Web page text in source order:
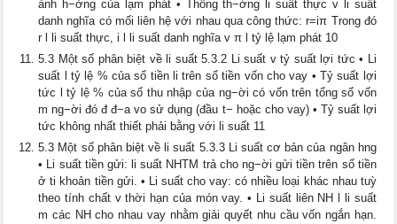
ảnh h−ởng của lạm phát • Thông th−ờng li suất thực v li suất
danh nghĩa có mối liên hệ với nhau qua công thức: r=iπ Trong đó
r l li suất thực, i l li suất danh nghĩa v π l tỷ lệ lạm phát 10
5.3 Một số phân biệt về li suất 5.3.2 Li suất v tỷ suất lợi tức • Li
suất l tỷ lệ % của số tiền li trên số tiền vốn cho vay • Tỷ suất lợi
tức l tỷ lệ % của số thu nhập của ng−ời có vốn trên tổng số vốn
m ng−ời đó đ đ−a vo sử dụng (đầu t− hoặc cho vay) • Tỷ suất lợi
tức không nhất thiết phải bằng với li suất 11
5.3 Một số phân biệt về li suất 5.3.3 Li suất cơ bản của ngân hng
• Li suất tiền gửi: li suất NHTM trả cho ng−ời gửi tiền trên số tiền
ở ti khoản tiền gửi. • Li suất cho vay: có nhiều loại khác nhau tuỳ
theo tính chất v thời hạn của món vay. • Li suất liên NH l li suất
m các NH cho nhau vay nhằm giải quyết nhu cầu vốn ngắn hạn.